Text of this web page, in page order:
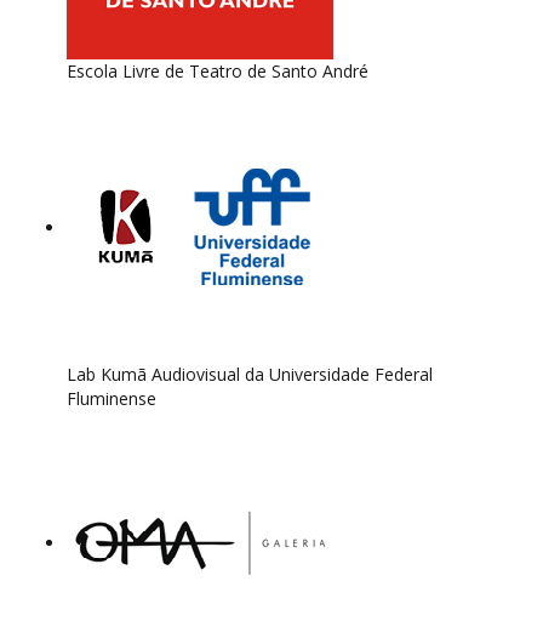
Escola Livre de Teatro de Santo André
Lab Kumã Audiovisual da Universidade Federal
Fluminense